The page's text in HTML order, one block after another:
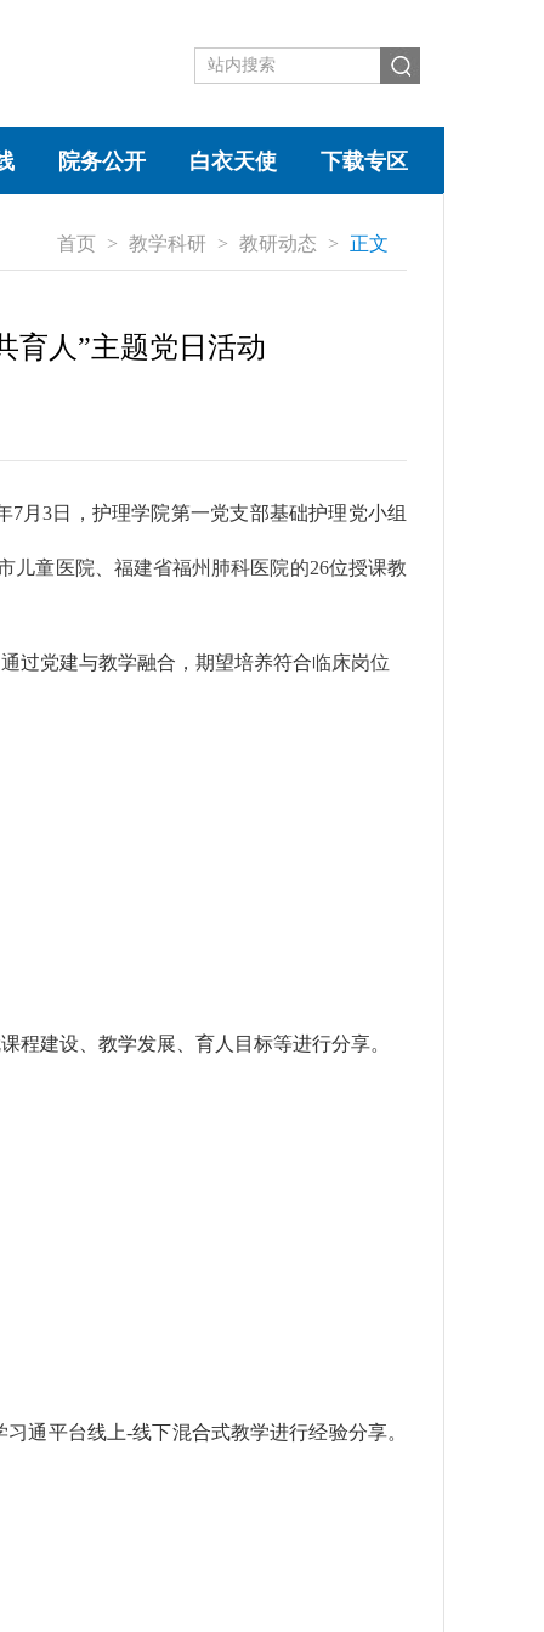
院务公开 白衣天使 下载专区
首页 > 教学科研 > 教研动态 > 正文
育人”主题党日活动
月3日，护理学院第一党支部基础护理党小组
儿童医院、福建省福州肺科医院的26位授课教
过党建与教学融合，期望培养符合临床岗位
程建设、教学发展、育人目标等进行分享。
习通平台线上-线下混合式教学进行经验分享。